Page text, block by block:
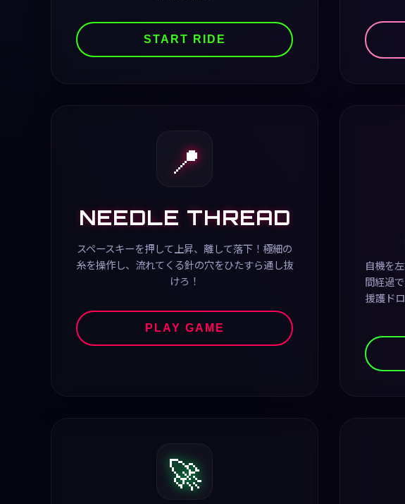
START RIDE
📍
NEEDLE THREAD
スペースキーを押して上昇、離して落下！極細の
糸を操作し、流れてくる針の穴をひたすら通し抜
けろ！
PLAY GAME
自機を
間経過
援護ド
🚀